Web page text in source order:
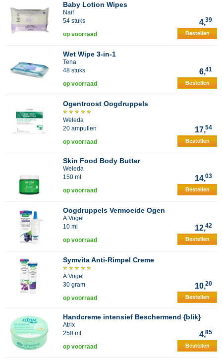
Baby Lotion Wipes
Naif
54 stuks
4,39
op voorraad Bestellen
Wet Wipe 3-in-1
Tena
48 stuks
6,41
op voorraad Bestellen
Ogentroost Oogdruppels
Weleda
20 ampullen
17,54
op voorraad Bestellen
Skin Food Body Butter
Weleda
150 ml
14,03
op voorraad Bestellen
Oogdruppels Vermoeide Ogen
A.Vogel
10 ml
12,42
op voorraad Bestellen
Symvita Anti-Rimpel Creme
A.Vogel
30 gram
10,20
op voorraad Bestellen
Handcreme intensief Beschermend {blik}
Atrix
250 ml
4,85
op voorraad Bestellen